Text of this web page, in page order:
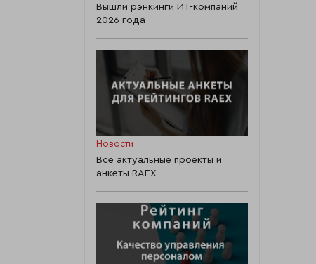
Вышли рэнкинги ИТ-компаний
2026 года
Новости
Все актуальные проекты и
анкеты RAEX